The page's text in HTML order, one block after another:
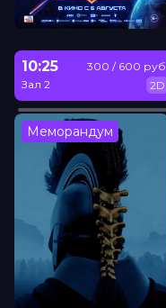
10:25
Зал 2
300 / 600 руб.
2D
Меморандум